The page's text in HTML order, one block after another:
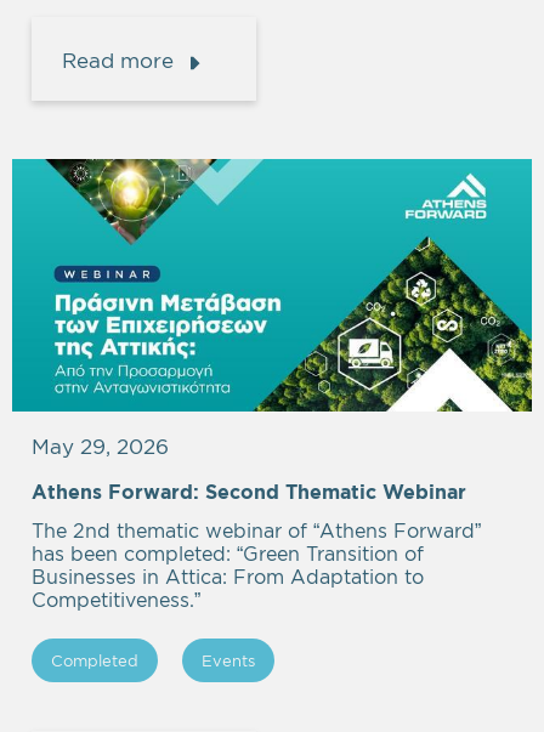
Read more
May 29, 2026
Athens Forward: Second Thematic Webinar
The 2nd thematic webinar of “Athens Forward”
has been completed: “Green Transition of
Businesses in Attica: From Adaptation to
Competitiveness.”
Completed Events